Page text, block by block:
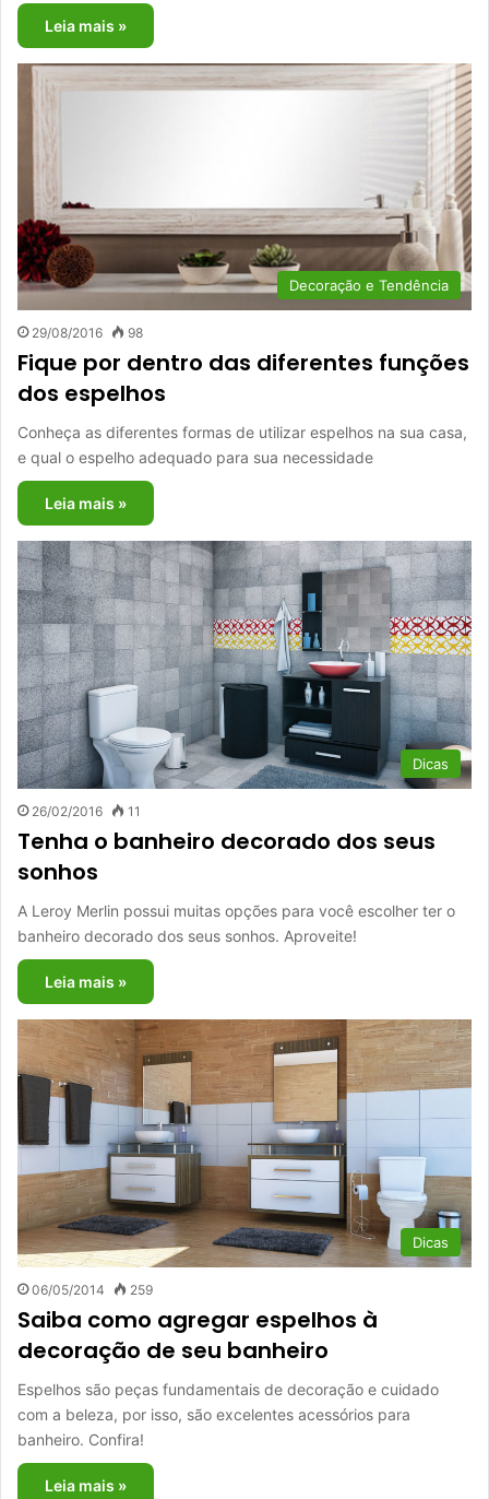
Leia mais »
Decoração e Tendência
29/08/2016 98
Fique por dentro das diferentes funções
dos espelhos
Conheça as diferentes formas de utilizar espelhos na sua casa,
e qual o espelho adequado para sua necessidade
Leia mais »
Dicas
26/02/2016 11
Tenha o banheiro decorado dos seus
sonhos
A Leroy Merlin possui muitas opções para você escolher ter o
banheiro decorado dos seus sonhos. Aproveite!
Leia mais »
Dicas
06/05/2014 259
Saiba como agregar espelhos à
decoração de seu banheiro
Espelhos são peças fundamentais de decoração e cuidado
com a beleza, por isso, são excelentes acessórios para
banheiro. Confira!
Leia mais »